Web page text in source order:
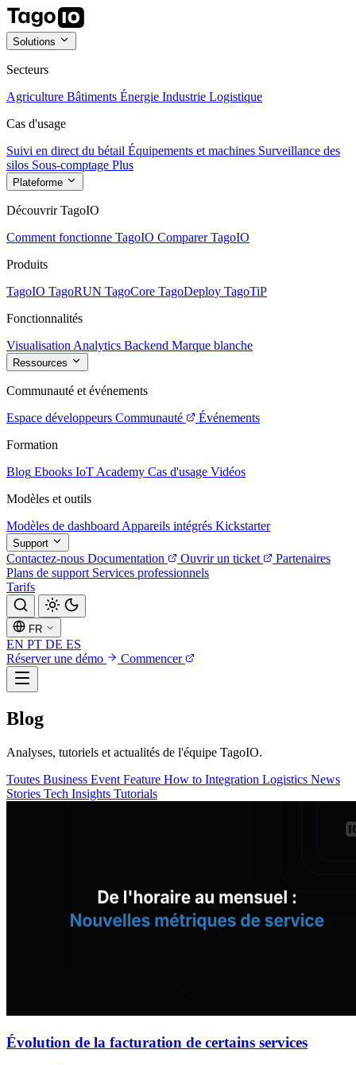
Solutions
Secteurs
Agriculture Bâtiments Énergie Industrie Logistique
Cas d'usage
Suivi en direct du bétail Équipements et machines Surveillance des
silos Sous-comptage Plus
Plateforme
Découvrir TagoIO
Comment fonctionne TagoIO Comparer TagoIO
Produits
TagoIO TagoRUN TagoCore TagoDeploy TagoTiP
Fonctionnalités
Visualisation Analytics Backend Marque blanche
Ressources
Communauté et événements
Espace développeurs Communauté
Événements
Formation
Blog Ebooks IoT Academy Cas d'usage Vidéos
Modèles et outils
Modèles de dashboard Appareils intégrés Kickstarter
Support
Contactez-nous Documentation Ouvrir un ticket
Partenaires
Plans de support Services professionnels
Tarifs
FR
EN PT DE ES
Réserver une démo
Commencer
Blog
Analyses, tutoriels et actualités de l'équipe TagoIO.
Toutes Business Event Feature How to Integration Logistics News
Stories Tech Insights Tutorials
Évolution de la facturation de certains services